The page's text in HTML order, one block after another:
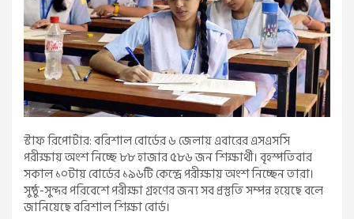
স্টাফ রিপোর্টার: বরিশাল বোর্ডের ৬ জেলায় এবারের এসএসসি
পরীক্ষায় অংশ নিচ্ছে ৮৮ হাজার ৫৮৬ জন শিক্ষার্থী। বৃহস্পতিবার
সকাল ১০টায় বোর্ডের ১৯৬টি কেন্দ্রে পরীক্ষায় অংশ নিচ্ছেন তারা।
সুষ্ঠু-সুন্দর পরিবেশে পরীক্ষা গ্রহণের জন্য সব প্রস্তুতি সম্পন্ন হয়েছে বলে
জানিয়েছে বরিশাল শিক্ষা বোর্ড।